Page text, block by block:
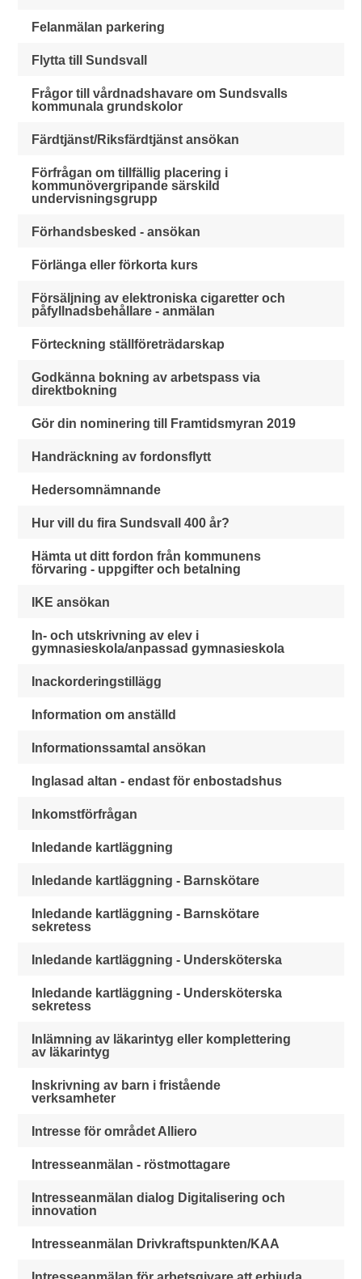
Felanmälan parkering
Flytta till Sundsvall
Frågor till vårdnadshavare om Sundsvalls
kommunala grundskolor
Färdtjänst/Riksfärdtjänst ansökan
Förfrågan om tillfällig placering i
kommunövergripande särskild
undervisningsgrupp
Förhandsbesked - ansökan
Förlänga eller förkorta kurs
Försäljning av elektroniska cigaretter och
påfyllnadsbehållare - anmälan
Förteckning ställföreträdarskap
Godkänna bokning av arbetspass via
direktbokning
Gör din nominering till Framtidsmyran 2019
Handräckning av fordonsflytt
Hedersomnämnande
Hur vill du fira Sundsvall 400 år?
Hämta ut ditt fordon från kommunens
förvaring - uppgifter och betalning
IKE ansökan
In- och utskrivning av elev i
gymnasieskola/anpassad gymnasieskola
Inackorderingstillägg
Information om anställd
Informationssamtal ansökan
Inglasad altan - endast för enbostadshus
Inkomstförfrågan
Inledande kartläggning
Inledande kartläggning - Barnskötare
Inledande kartläggning - Barnskötare
sekretess
Inledande kartläggning - Undersköterska
Inledande kartläggning - Undersköterska
sekretess
Inlämning av läkarintyg eller komplettering
av läkarintyg
Inskrivning av barn i fristående
verksamheter
Intresse för området Alliero
Intresseanmälan - röstmottagare
Intresseanmälan dialog Digitalisering och
innovation
Intresseanmälan Drivkraftspunkten/KAA